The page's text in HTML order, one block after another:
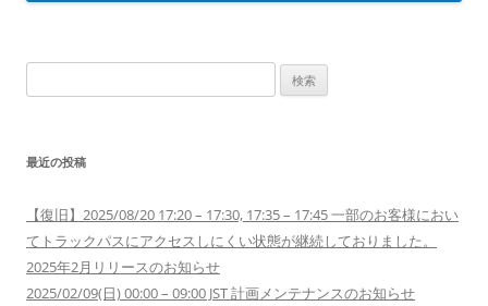
索:
最近の投稿
【復旧】2025/08/20 17:20 – 17:30, 17:35 – 17:45 一部のお客様におい
てトラックパスにアクセスしにくい状態が継続しておりました。
2025年2月リリースのお知らせ
2025/02/09(日) 00:00 – 09:00 JST 計画メンテナンスのお知らせ